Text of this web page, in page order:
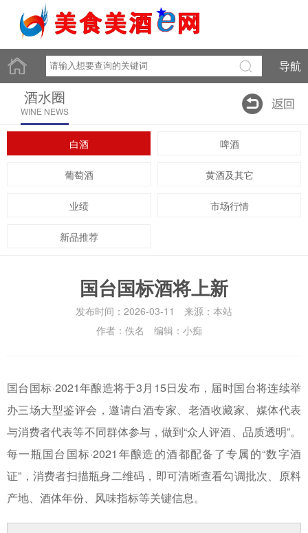
导航
酒水圈
WINE NEWS
白酒 啤酒
葡萄酒 黄酒及其它
业绩 市场行情
新品推荐
国台国标酒将上新
发布时间：2026-03-11 来源：本站
作者：佚名 编辑：小痴
国台国标·2021年酿造将于3月15日发布，届时国台将连续举
办三场大型鉴评会，邀请白酒专家、老酒收藏家、媒体代表
与消费者代表等不同群体参与，做到“众人评酒、品质透明”。
每一瓶国台国标·2021年酿造的酒都配备了专属的“数字酒
证”，消费者扫描瓶身二维码，即可清晰查看勾调批次、原料
产地、酒体年份、风味指标等关键信息。